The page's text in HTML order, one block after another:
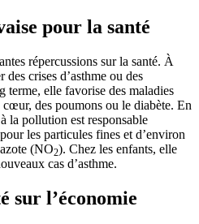
pour la santé
répercussions sur la santé. À
crises d’asthme ou des
elle favorise des maladies
des poumons ou le diabète. En
la pollution est responsable
les particules fines et d’environ
(NO2). Chez les enfants, elle
cas d’asthme.
sur l’économie